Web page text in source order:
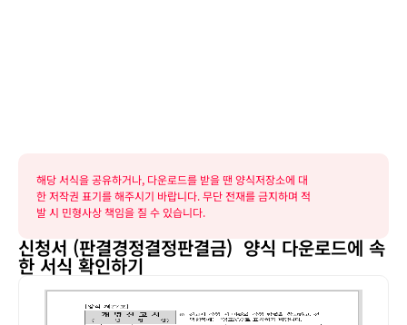
해당 서식을 공유하거나, 다운로드를 받을 땐 양식저장소에 대
한 저작권 표기를 해주시기 바랍니다. 무단 전재를 금지하며 적
발 시 민형사상 책임을 질 수 있습니다.
신청서 (판결경정결정판결금) 양식 다운로드에 속
한 서식 확인하기